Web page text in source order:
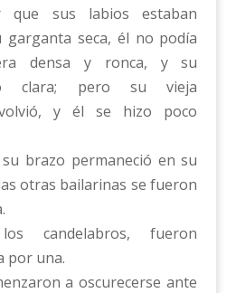
que sus labios estaban
garganta seca, él no podía
densa y ronca, y su
clara; pero su vieja
volvió, y él se hizo poco
brazo permaneció en su
otras bailarinas se fueron
candelabros, fueron
por una.
a oscurecerse ante